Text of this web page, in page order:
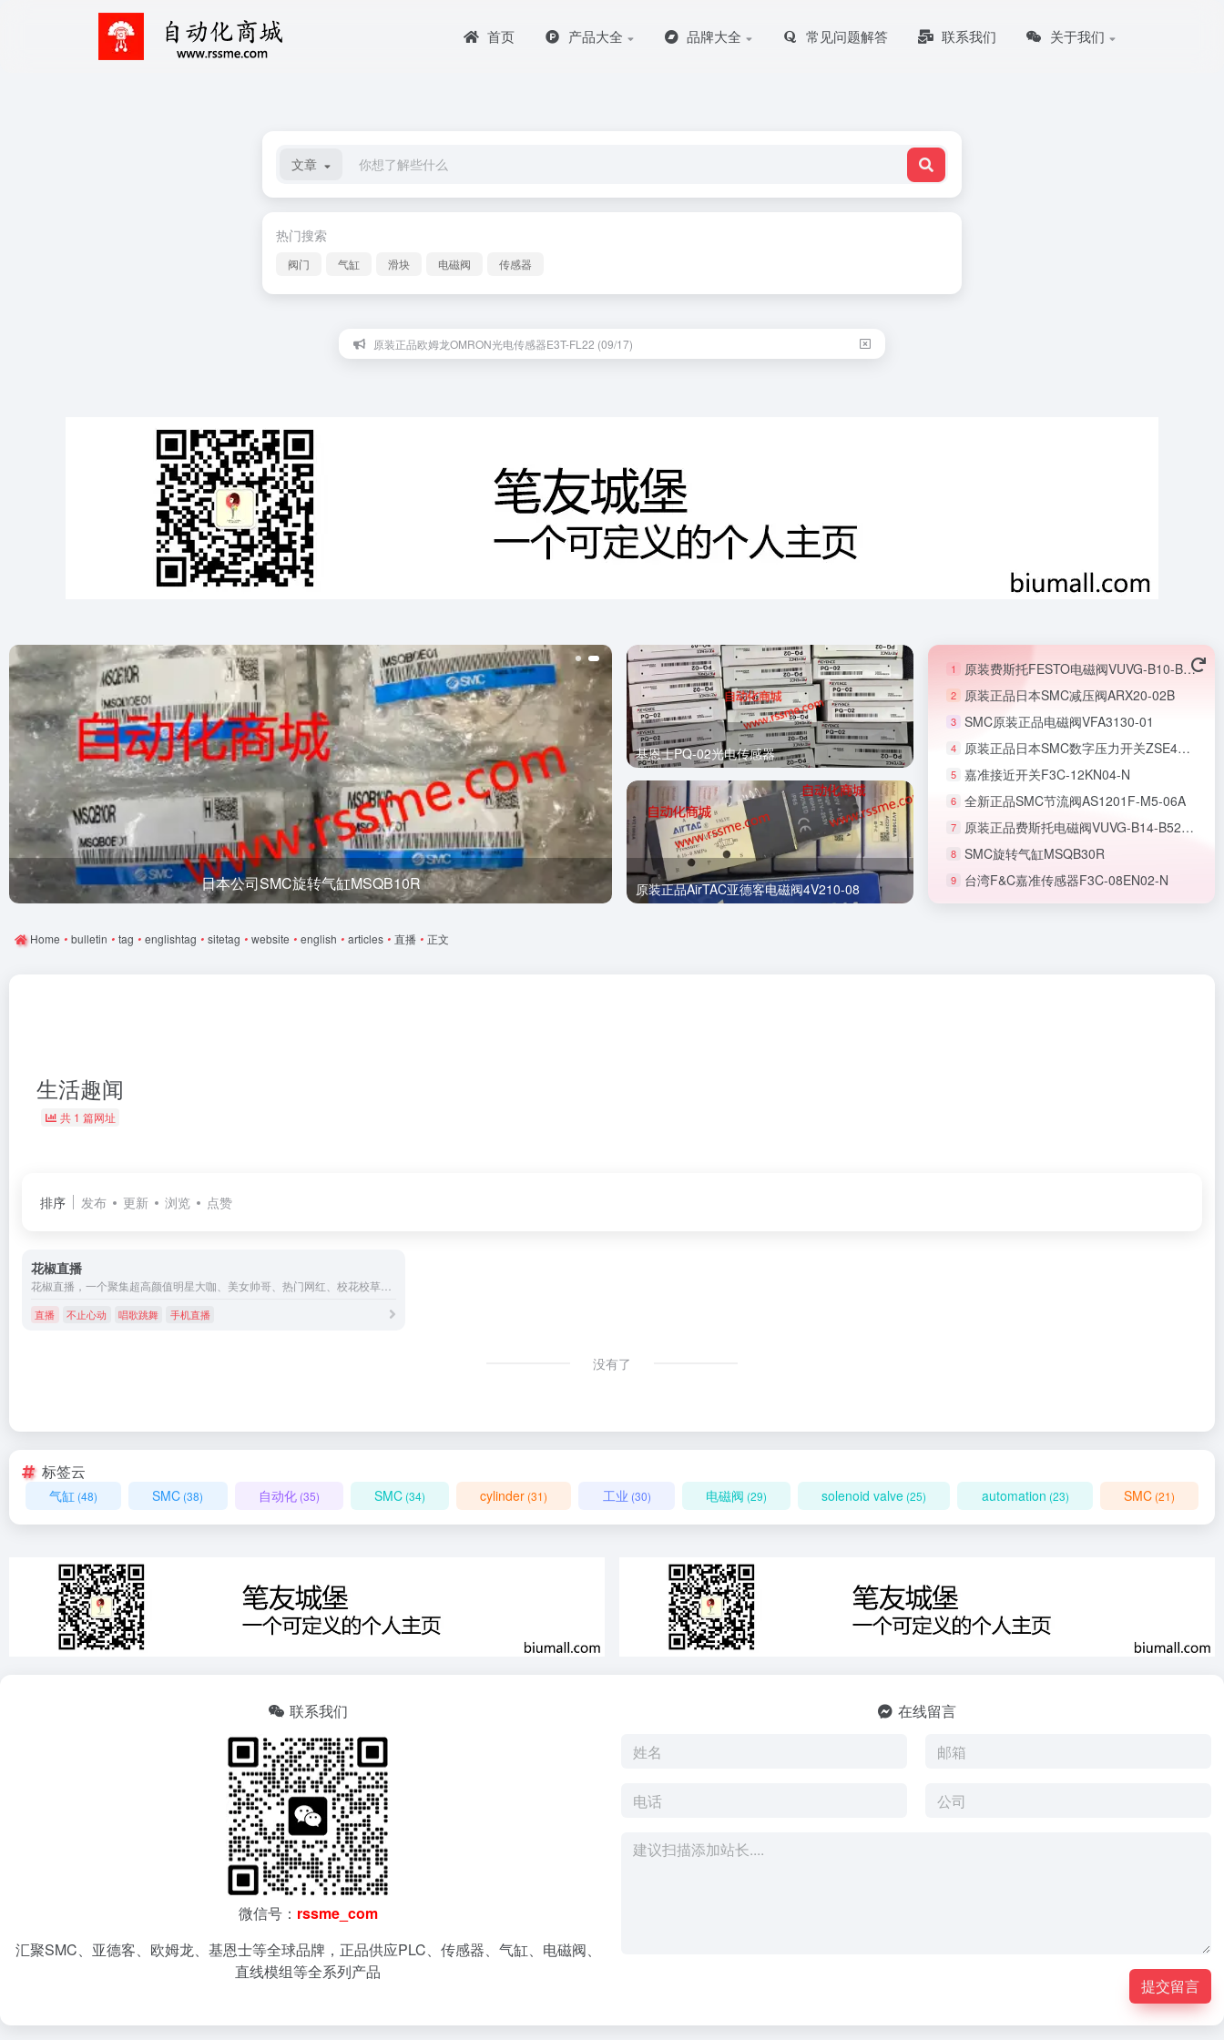
首页 产品大全 品牌大全 常见问题解答 联系我们 关于我们
文章
热门搜索
阀门 气缸 滑块 电磁阀 传感器
原装正品欧姆龙OMRON光电传感器E3T-FL22 (09/17)
日本公司SMC旋转气缸MSQB10R 全新正品SMC节流阀AS1201F-M5-06A
基恩士PQ-02光电传感器
原装正品AirTAC亚德客电磁阀4V210-08
1 原装费斯托FESTO电磁阀VUVG-B10-B52-ZT-F-1T1L
2 原装正品日本SMC减压阀ARX20-02B
3 SMC原装正品电磁阀VFA3130-01
4 原装正品日本SMC数字压力开关ZSE40AF-01-R-X501
5 嘉准接近开关F3C-12KN04-N
6 全新正品SMC节流阀AS1201F-M5-06A
7 原装正品费斯托电磁阀VUVG-B14-B52-ZT-F-1T1L-F1A
8 SMC旋转气缸MSQB30R
9 台湾F&C嘉准传感器F3C-08EN02-N
Home • bulletin • tag • englishtag • sitetag • website • english • articles • 直播 • 正文
生活趣闻
共 1 篇网址
排序 发布 更新 浏览 点赞
花椒直播
直播 不止心动 唱歌跳舞 手机直播
没有了
标签云
气缸 (48) SMC (38) 自动化(35) SMC (34) cylinder (31) 工业 (30) 电磁阀 (29) solenoid valve (25) automation (23) SMC(21)
联系我们
微信号： rssme_com
汇聚SMC、亚德客、欧姆龙、基恩士等全球品牌，正品供应PLC、传感器、气缸、电磁阀、
直线模组等全系列产品
在线留言
提交留言